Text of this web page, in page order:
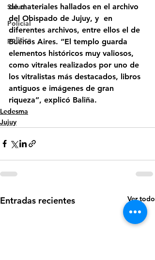
Salud
Policial
politica
de materiales hallados en el archivo
del Obispado de Jujuy, y  en
diferentes archivos, entre ellos el de
Buenos Aires. “El templo guarda
elementos históricos muy valiosos,
como vitrales realizados por uno de
los vitralistas más destacados, libros
antiguos e imágenes de gran
riqueza”, explicó Baliña.
Ledesma
Jujuy
Entradas recientes Ver todo